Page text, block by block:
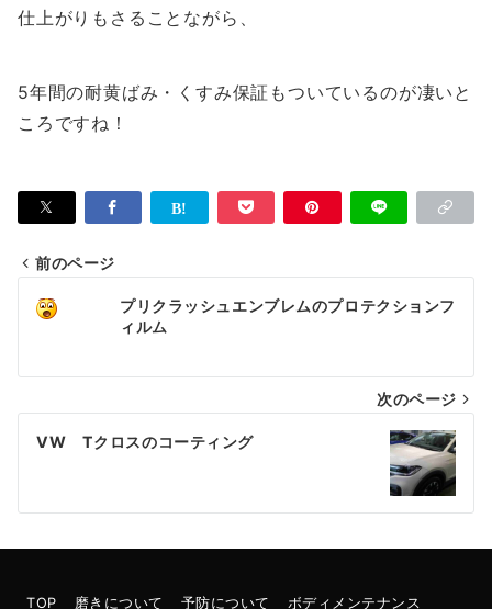
仕上がりもさることながら、
5年間の耐黄ばみ・くすみ保証もついているのが凄いと
ころですね！
投
ナ
ビ
ゲ
シ
ョ
ン
前のページ
プリクラッシュエンブレムのプロテクションフ
ィルム
次のページ
VW Tクロスのコーティング
TOP 磨きについて 予防について ボディメンテナンス